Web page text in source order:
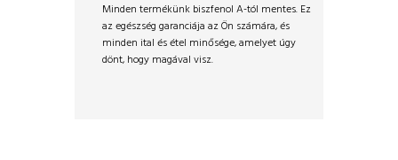
Minden termékünk biszfenol A-tól mentes. Ez
az egészség garanciája az Ön számára, és
minden ital és étel minősége, amelyet úgy
dönt, hogy magával visz.